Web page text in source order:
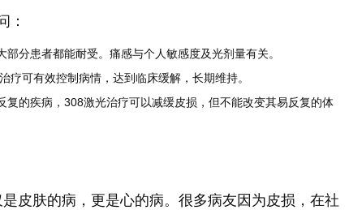
：
部分患者都能耐受。痛感与个人敏感度及光剂量有关。
疗可有效控制病情，达到临床缓解，长期维持。
复的疾病，308激光治疗可以减缓皮损，但不能改变其易反复的体
皮肤的病，更是心的病。很多病友因为皮损，在社